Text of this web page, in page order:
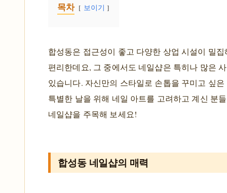
목차 보이기
합성동은 접근성이 좋고 다양한 상업 시설이 밀집
편리한데요, 그 중에서도 네일샵은 특히나 많은
있습니다. 자신만의 스타일로 손톱을 꾸미고 싶은
특별한 날을 위해 네일 아트를 고려하고 계신 분
네일샵을 주목해 보세요!
합성동 네일샵의 매력